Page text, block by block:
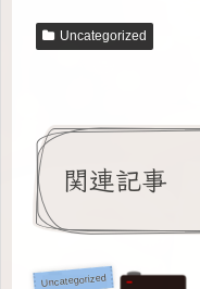
Uncategorized
関連記事
Uncategorized